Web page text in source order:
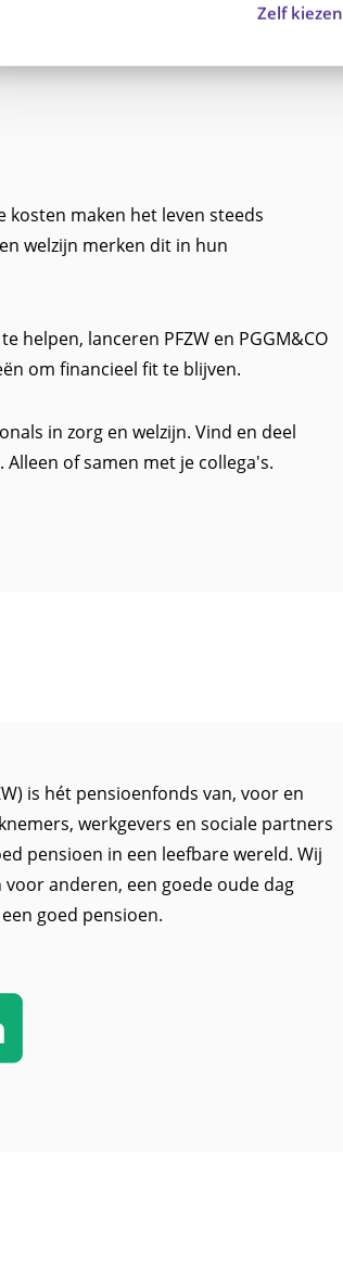
Zelf kiezen
maken het leven steeds
welzijn merken dit in hun
helpen, lanceren PFZW en PGGM&CO
om financieel fit te blijven.
in zorg en welzijn. Vind en deel
of samen met je collega's.
is hét pensioenfonds van, voor en
werkgevers en sociale partners
pensioen in een leefbare wereld. Wij
anderen, een goede oude dag
goed pensioen.